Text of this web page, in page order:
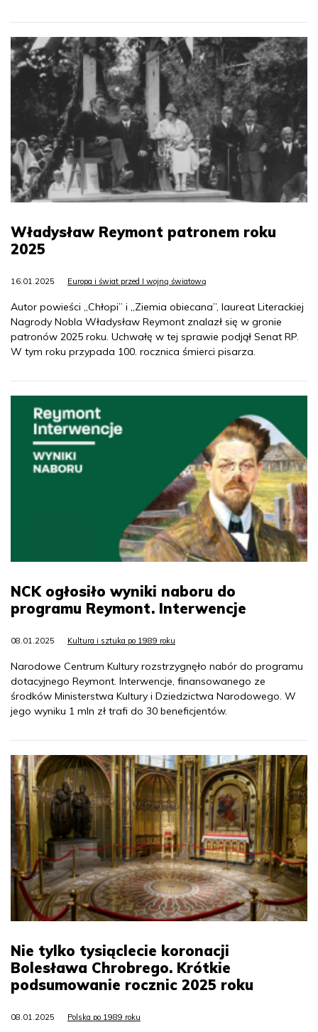
Władysław Reymont patronem roku
2025
16.01.2025 Europa i świat przed I wojną światową
Autor powieści „Chłopi” i „Ziemia obiecana”, laureat Literackiej
Nagrody Nobla Władysław Reymont znalazł się w gronie
patronów 2025 roku. Uchwałę w tej sprawie podjął Senat RP.
W tym roku przypada 100. rocznica śmierci pisarza.
NCK ogłosiło wyniki naboru do
programu Reymont. Interwencje
08.01.2025 Kultura i sztuka po 1989 roku
Narodowe Centrum Kultury rozstrzygnęło nabór do programu
dotacyjnego Reymont. Interwencje, finansowanego ze
środków Ministerstwa Kultury i Dziedzictwa Narodowego. W
jego wyniku 1 mln zł trafi do 30 beneficjentów.
Nie tylko tysiąclecie koronacji
Bolesława Chrobrego. Krótkie
podsumowanie rocznic 2025 roku
08.01.2025 Polska po 1989 roku